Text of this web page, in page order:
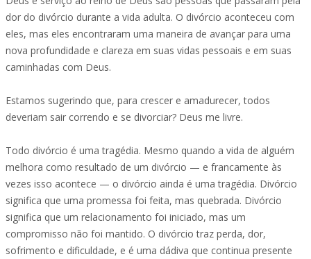
dor do divórcio durante a vida adulta. O divórcio aconteceu com
eles, mas eles encontraram uma maneira de avançar para uma
nova profundidade e clareza em suas vidas pessoais e em suas
caminhadas com Deus.
Estamos sugerindo que, para crescer e amadurecer, todos
deveriam sair correndo e se divorciar? Deus me livre.
Todo divórcio é uma tragédia. Mesmo quando a vida de alguém
melhora como resultado de um divórcio — e francamente às
vezes isso acontece — o divórcio ainda é uma tragédia. Divórcio
significa que uma promessa foi feita, mas quebrada. Divórcio
significa que um relacionamento foi iniciado, mas um
compromisso não foi mantido. O divórcio traz perda, dor,
sofrimento e dificuldade, e é uma dádiva que continua presente